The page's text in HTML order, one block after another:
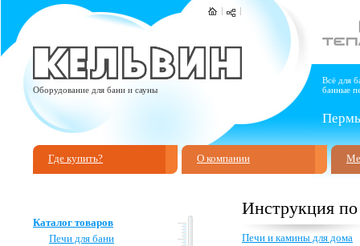
Оборудование для бани и сауны
Всё для
банные
Где купить? О компании
Каталог товаров
Печи для бани
Инструкция
Печи и камины для дома